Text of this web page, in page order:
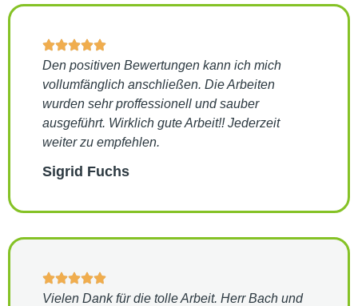
Den positiven Bewertungen kann ich mich
vollumfänglich anschließen. Die Arbeiten
wurden sehr proffessionell und sauber
ausgeführt. Wirklich gute Arbeit!! Jederzeit
weiter zu empfehlen.
Sigrid Fuchs
Vielen Dank für die tolle Arbeit. Herr Bach und